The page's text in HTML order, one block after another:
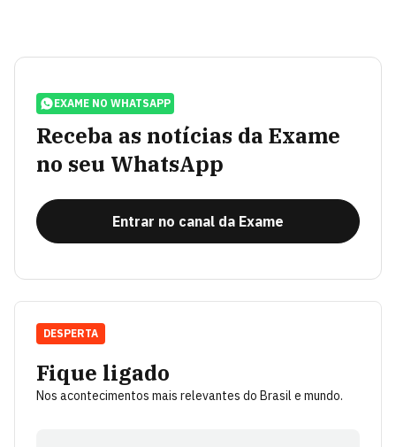
EXAME NO WHATSAPP
Receba as notícias da Exame
no seu WhatsApp
Entrar no canal da Exame
Fique ligado
Nos acontecimentos mais relevantes do Brasil e mundo.
DESPERTA